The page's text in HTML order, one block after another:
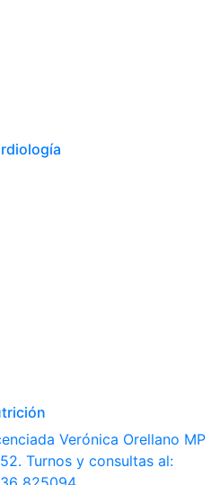
Verónica Orellano MP
Turnos y consultas al: